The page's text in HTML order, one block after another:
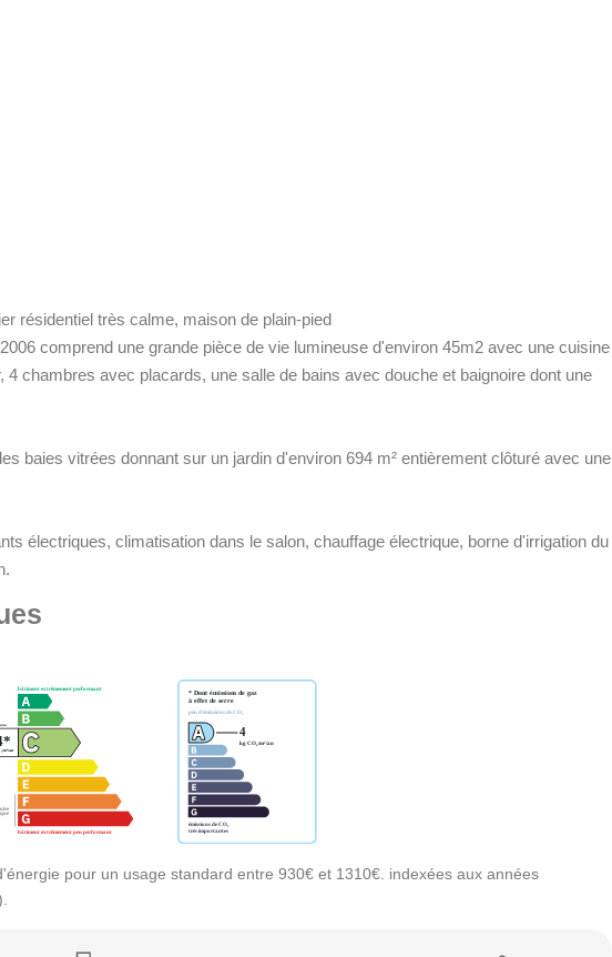
résidentiel très calme, maison de plain-pied
comprend une grande pièce de vie lumineuse d'environ 45m2 avec une cuisine
4 chambres avec placards, une salle de bains avec douche et baignoire dont une
baies vitrées donnant sur un jardin d'environ 694 m² entièrement clôturé avec une
électriques, climatisation dans le salon, chauffage électrique, borne d'irrigation du
pour un usage standard entre 930€ et 1310€. indexées aux années